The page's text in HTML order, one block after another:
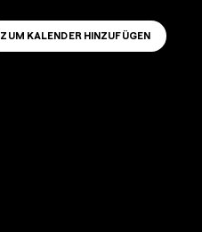
ZUM KALENDER HINZUFÜGEN